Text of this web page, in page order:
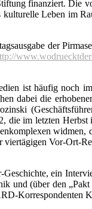
finanziert. Die
Leben im
der
ist häufig noch
dabei die
die im letzten
Vor-Ort-
ein
und (über den